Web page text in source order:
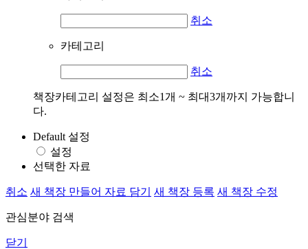
취소
카테고리
취소
책장카테고리 설정은 최소1개 ~ 최대3개까지 가능합니
다.
Default 설정
설정
선택한 자료
취소 새 책장 만들어 자료 담기 새 책장 등록 새 책장 수정
관심분야 검색
닫기